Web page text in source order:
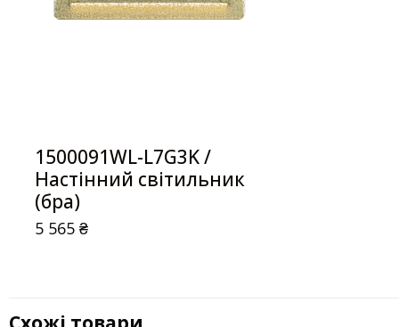
1500091WL-L7G3K /
Настінний світильник
(бра)
5 565₴